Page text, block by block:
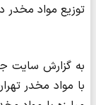
توزیع مواد مخدر
به گزارش سایت
با مواد مخدر